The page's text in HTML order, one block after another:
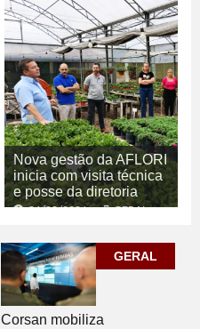
Nova gestão da AFLORI
inicia com visita técnica
e posse da diretoria
06/08/2026 GERAL
GERAL
Corsan mobiliza